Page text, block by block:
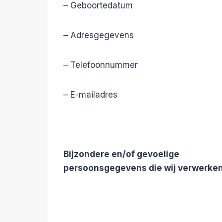
– Geboortedatum
– Adresgegevens
– Telefoonnummer
– E-mailadres
Bijzondere en/of gevoelige
persoonsgegevens die wij